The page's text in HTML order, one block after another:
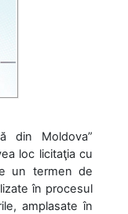
din Moldova”
loc licitaţia cu
un termen de
în procesul
amplasate în